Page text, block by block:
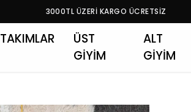
3000TL ÜZERİ KARGO ÜCRETSİZ
TAKIMLAR
ÜST
GİYİM
ALT
GİYİM